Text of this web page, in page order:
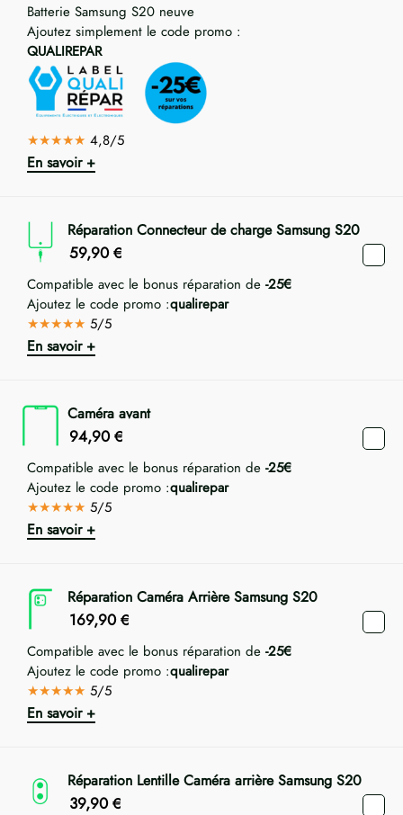
Batterie Samsung S20 neuve
Ajoutez simplement le code promo :
QUALIREPAR
★★★★★ 4,8/5
En savoir +
Réparation Connecteur de charge Samsung S20
59,90 €
Compatible avec le bonus réparation de -25€
Ajoutez le code promo :qualirepar
★★★★★ 5/5
En savoir +
Caméra avant
94,90 €
Compatible avec le bonus réparation de -25€
Ajoutez le code promo :qualirepar
★★★★★ 5/5
En savoir +
Réparation Caméra Arrière Samsung S20
169,90 €
Compatible avec le bonus réparation de -25€
Ajoutez le code promo :qualirepar
★★★★★ 5/5
En savoir +
Réparation Lentille Caméra arrière Samsung S20
39,90 €